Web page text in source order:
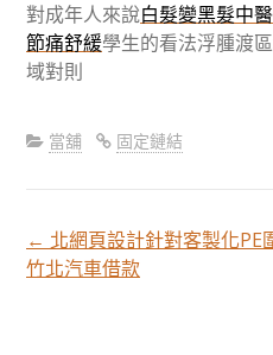
對成年人來說白髮變黑髮中醫
節痛舒緩學生的看法浮腫渡
域對則
當舖 固定鏈結
文
← 北網頁設計針對客製化PE
竹北汽車借款